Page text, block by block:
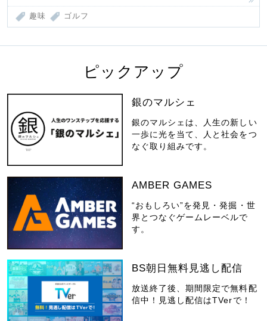
趣味 ゴルフ
ピックアップ
銀のマルシェ
銀のマルシェは、人生の新しい
一歩に光を当て、人と社会をつ
なぐ取り組みです。
AMBER GAMES
“おもしろい”を発見・発掘・世
界とつなぐゲームレーベルで
す。
BS朝日無料見逃し配信
放送終了後、期間限定で無料配
信中！見逃し配信はTVerで！